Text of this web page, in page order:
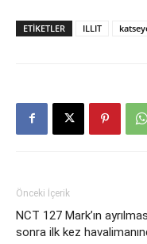
ETIKETLER ILLIT
Önceki İçerik
NCT 127 Mark’ın
sonra ilk kez